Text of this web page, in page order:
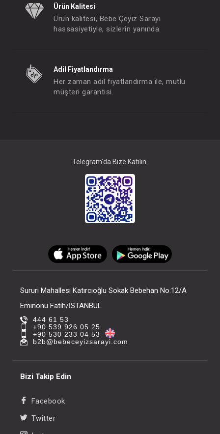
FIYATLARI GÖRMEK IÇIN ÜYE
OLUNUZ
Ürün Kalitesi
Ürün kalitesi, Bebe Çeyiz Sarayı
hassasiyetiyle, sizlerin yanında.
Adil Fiyatlandırma
Her zaman adil fiyatlandırma ile, mutlu
müşteri garantisi.
Telegram'da Bize Katılın.
Sururi Mahallesi Katırcıoğlu Sokak Bebehan No:12/A
Eminönü Fatih/İSTANBUL
444 61 53
+90 539 926 05 25
+90 530 233 04 53
b2b@bebeceyizsarayi.com
Bizi Takip Edin
Facebook
Twitter